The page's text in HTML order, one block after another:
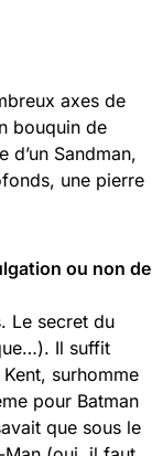
axes de
bouquin de
d’un Sandman,
une pierre
ou non de
Le secret du
Il suffit
surhomme
pour Batman
que sous le